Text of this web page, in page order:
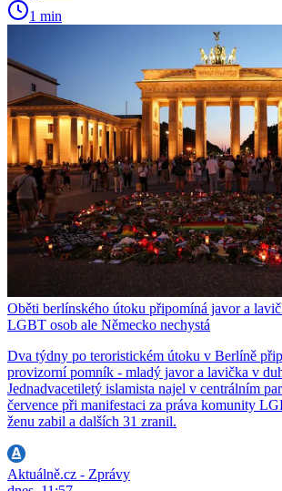
1 min
Oběti berlínského útoku připomíná javor a
LGBT osob ale Německo nechystá
Dva týdny po teroristickém útoku v Berlíně
provizorní pomník - mladý javor a lavička v
Jednadvacetiletý islamista najel v centrálním
července při manifestaci za práva komunity
ženu zabil a dalších 31 zranil.
Aktuálně.cz - Zprávy